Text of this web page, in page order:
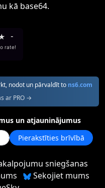
kā base64.
-
rate!
nodot un pārvaldīt to ns6.com
ar PRO →
un atjauninājumus
Pierakstīties brīvībā
sniegšanas
Sekojiet mums